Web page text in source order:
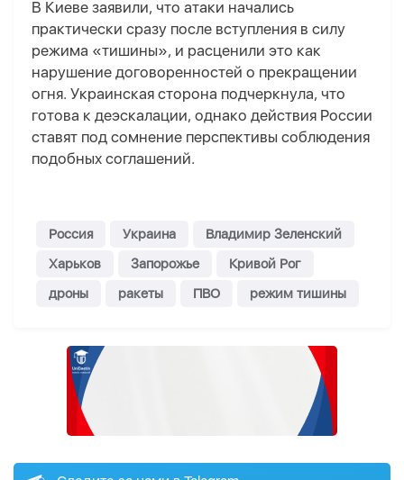
В Киеве заявили, что атаки начались
практически сразу после вступления в силу
режима «тишины», и расценили это как
нарушение договоренностей о прекращении
огня. Украинская сторона подчеркнула, что
готова к деэскалации, однако действия России
ставят под сомнение перспективы соблюдения
подобных соглашений.
Россия Украина
Владимир Зеленский
Харьков
Запорожье
Кривой Рог
дроны
ракеты ПВО режим тишины